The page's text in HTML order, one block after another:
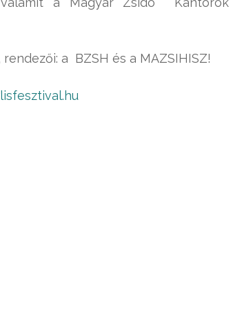
a BZSH és a MAZSIHISZ!